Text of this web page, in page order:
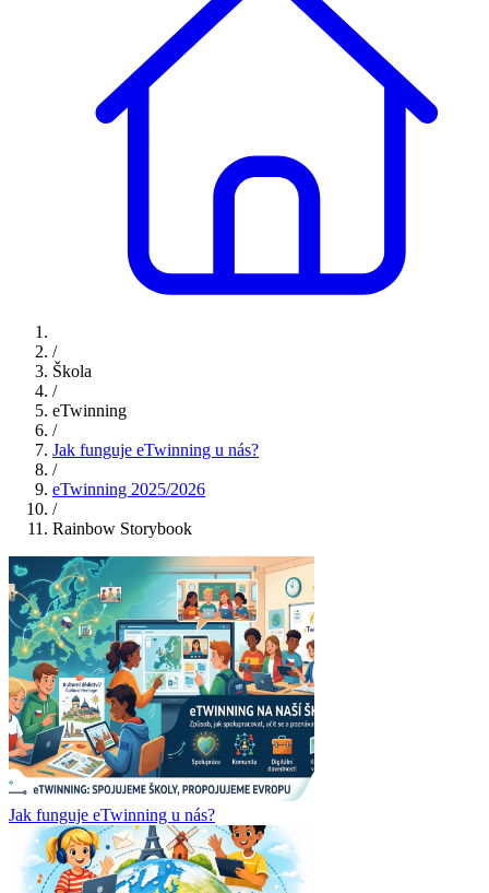
/
Škola
/
eTwinning
/
Jak funguje eTwinning u nás?
/
eTwinning 2025/2026
/
Rainbow Storybook
Jak funguje eTwinning u nás?